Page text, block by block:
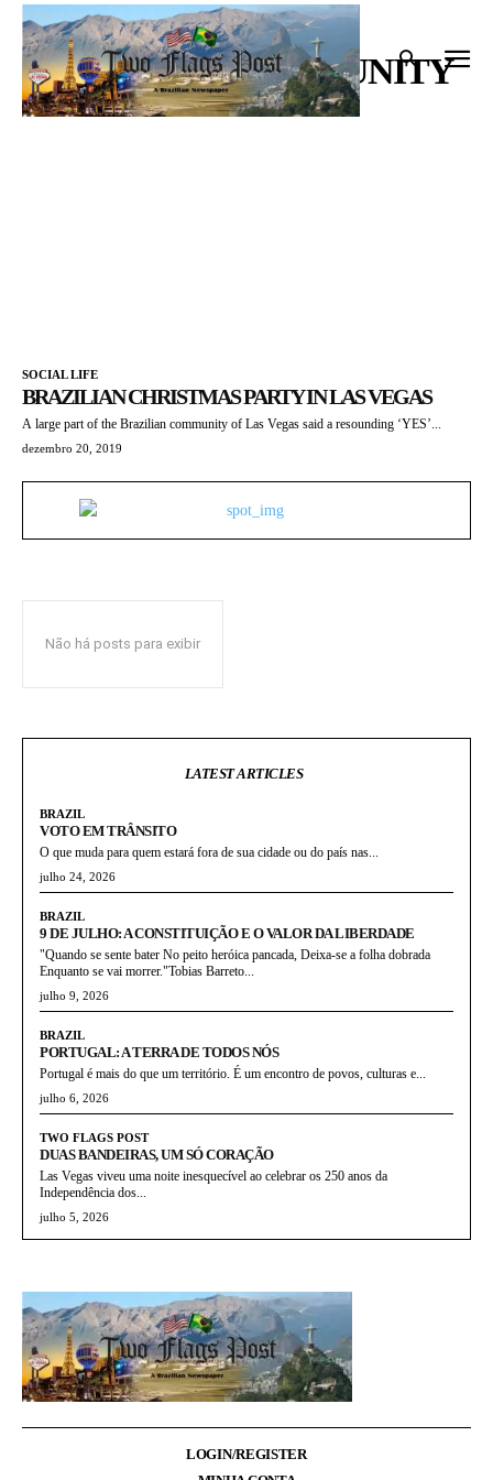
Início Tags Brazilian Community
BRAZILIAN COMMUNITY
SOCIAL LIFE
BRAZILIAN CHRISTMAS PARTY IN LAS VEGAS
A large part of the Brazilian community of Las Vegas said a resounding ‘YES’...
dezembro 20, 2019
Não há posts para exibir
LATEST ARTICLES
BRAZIL
VOTO EM TRÂNSITO
O que muda para quem estará fora de sua cidade ou do país nas...
julho 24, 2026
BRAZIL
9 DE JULHO: A CONSTITUIÇÃO E O VALOR DA LIBERDADE
"Quando se sente bater No peito heróica pancada, Deixa-se a folha dobrada
Enquanto se vai morrer."Tobias Barreto...
julho 9, 2026
BRAZIL
PORTUGAL: A TERRA DE TODOS NÓS
Portugal é mais do que um território. É um encontro de povos, culturas e...
julho 6, 2026
TWO FLAGS POST
DUAS BANDEIRAS, UM SÓ CORAÇÃO
Las Vegas viveu uma noite inesquecível ao celebrar os 250 anos da
Independência dos...
julho 5, 2026
LOGIN/REGISTER